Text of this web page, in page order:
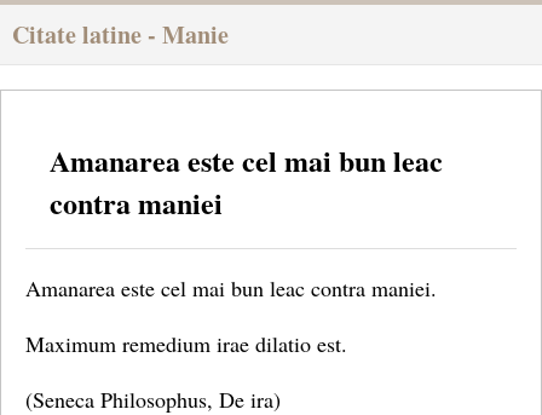
Citate latine - Manie
Amanarea este cel mai bun leac
contra maniei
Amanarea este cel mai bun leac contra maniei.
Maximum remedium irae dilatio est.
(Seneca Philosophus, De ira)